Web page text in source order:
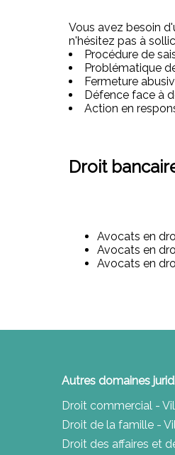
Vous avez besoin
n'hésitez pas à
Procédure de
Problématique
Fermeture
Défence face à
Action en
Droit
Avocats en
Avocats en
Avocats en
Autres domaines
Droit commercial -
Droit de la famille -
Droit des affaires et